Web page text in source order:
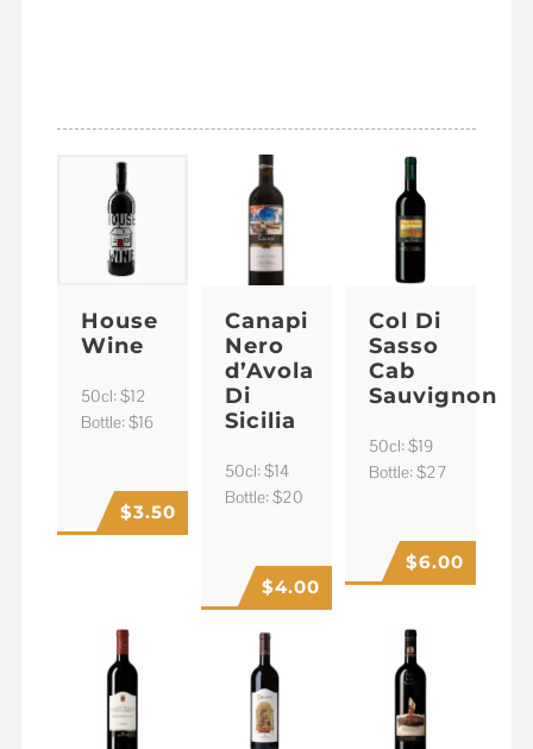
House
Wine
50cl: $12
Bottle: $16
$3.50
Canapi
Nero
d’Avola
Di
Sicilia
50cl: $14
Bottle: $20
$4.00
Col Di
Sasso
Cab
Sauvignon
50cl: $19
Bottle: $27
$6.00